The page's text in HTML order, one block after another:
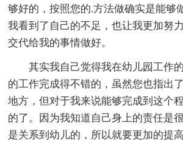
够好的，按照您的.方法做确实是能够
我看到了自己的不足，也让我更加努
交代给我的事情做好。
其实我自己觉得我在幼儿园工作的
的工作完成得不错的，虽然您也指出
地方，但对于我来说能够完成到这个
的了。因为我知道自己身上的责任是
是关系到幼儿的，所以就要更加的提